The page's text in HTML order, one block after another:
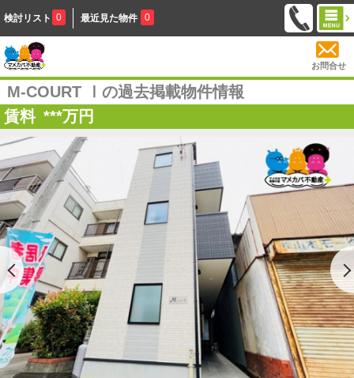
検討リスト 0 最近見た物件 0
お問合せ
M-COURT Ⅰの過去掲載物件情報
賃料 ***万円